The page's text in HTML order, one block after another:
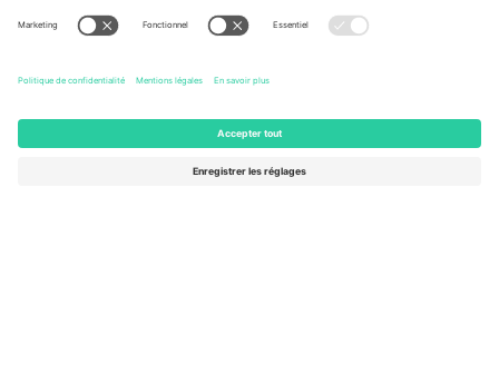
À propos de
Imprimer
Services de l'entreprise
Comment ça marche
Hôtels
Centre d'information sur la Coupe